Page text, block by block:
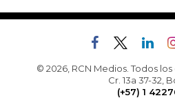
© 2026, RCN Medios. Todos
Cr. 13a 37-32,
(+57) 1